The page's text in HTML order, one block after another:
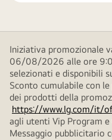
Iniziativa promozionale
06/08/2026 alle ore
selezionati e disponibili
Sconto cumulabile con
dei prodotti della
https://www.lg.com/it/
agli utenti Vip Program
Messaggio pubblicitario